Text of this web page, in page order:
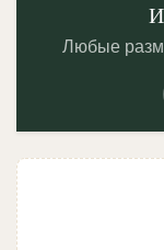
Любые